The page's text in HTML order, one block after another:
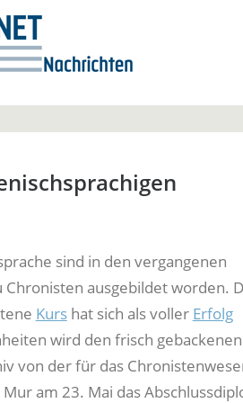
sind in den vergangenen
Chronisten ausgebildet worden.
Kurshat sich als voller Erfolg
wird den frisch gebackenen
von der für das
am 23. Mai das